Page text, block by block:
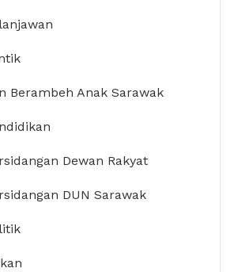
Berambeh Anak Sarawak
Dewan Rakyat
DUN Sarawak